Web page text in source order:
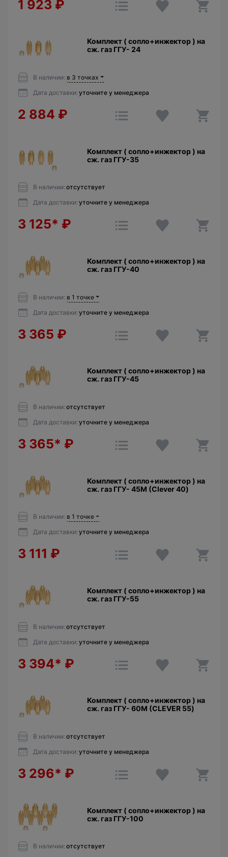
1 923 ₽
Комплект ( сопло+инжектор ) на
сж. газ ГГУ- 24
В наличии: в 3 точках
Дата доставки: уточните у менеджера
2 884 ₽
Комплект ( сопло+инжектор ) на
сж. газ ГГУ-35
В наличии: отсутствует
Дата доставки: уточните у менеджера
3 125* ₽
Комплект ( сопло+инжектор ) на
сж. газ ГГУ-40
В наличии: в 1 точке
Дата доставки: уточните у менеджера
3 365 ₽
Комплект ( сопло+инжектор ) на
сж. газ ГГУ-45
В наличии: отсутствует
Дата доставки: уточните у менеджера
3 365* ₽
Комплект ( сопло+инжектор ) на
сж. газ ГГУ- 45М (Clever 40)
В наличии: в 1 точке
Дата доставки: уточните у менеджера
3 111 ₽
Комплект ( сопло+инжектор ) на
сж. газ ГГУ-55
В наличии: отсутствует
Дата доставки: уточните у менеджера
3 394* ₽
Комплект ( сопло+инжектор ) на
сж. газ ГГУ- 60М (CLEVER 55)
В наличии: отсутствует
Дата доставки: уточните у менеджера
3 296* ₽
Комплект ( сопло+инжектор ) на
сж. газ ГГУ-100
В наличии: отсутствует